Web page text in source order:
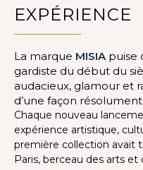
EXPÉRIENCE
La marque MISIA puise
gardiste du début du
audacieux, glamour et
d’une façon
Chaque nouveau
expérience artistique,
première collection avait
Paris, berceau des arts